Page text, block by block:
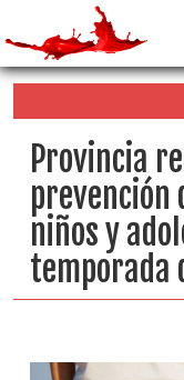
Provincia
prevención
niños y
temporada